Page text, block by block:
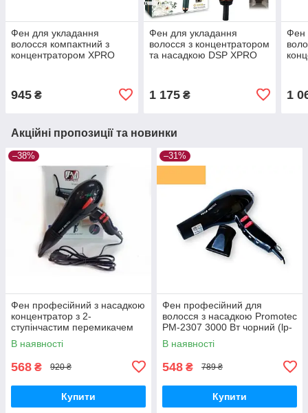
Фен для укладання
волосся компактний з
концентратором XPRO
945 ₴
Фен для укладання
волосся з концентратором
та насадкою DSP XPRO
1 175₴
Фен
1
Акційні пропозиції та новинки
–38%
Фен професійний з насадкою
концентратор з 2-
ступінчастим перемикачем
потужності і температури
Promotec Pm-2308 3000Вт
В наявності
568 ₴ 920 ₴
Купити
–31%
Фен професійний для
волосся з насадкою Promotec
PM-2307 3000 Вт чорний (lp-
89611)
В наявності
548 ₴ 789 ₴
Купити